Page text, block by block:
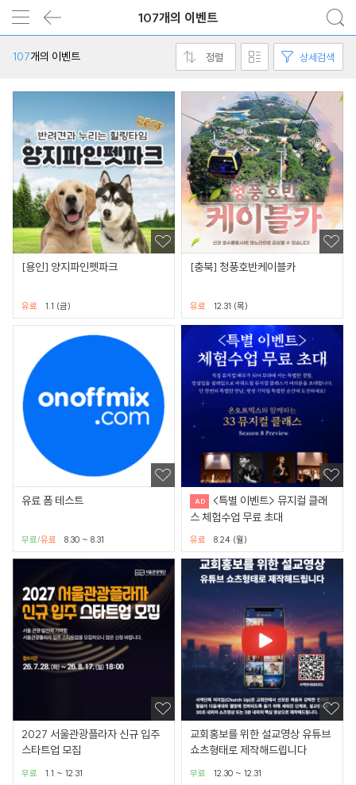
107개의 이벤트
107개의 이벤트 정렬 상세검색
[용인] 양지파인펫파크
1.1 (금)
유료
[충북] 청풍호반케이블카
12.31 (목)
유료
유료 폼 테스트
8.30 ~ 8.31
무료/유료
<특별 이벤트> 뮤지컬 클래
스 체험수업 무료 초대
8.24 (월)
유료
2027 서울관광플라자 신규 입주
스타트업 모집
1.1 ~ 12.31
무료
교회홍보를 위한 설교영상 유튜브
쇼츠형태로 제작해드립니다
12.30 ~ 12.31
무료